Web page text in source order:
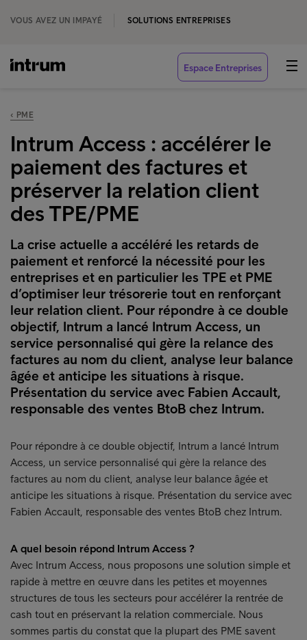
VOUS AVEZ UN IMPAYÉ SOLUTIONS ENTREPRISES
Espace Entreprises
‹ PME
Intrum Access : accélérer le
paiement des factures et
préserver la relation client
des TPE/PME
La crise actuelle a accéléré les retards de
paiement et renforcé la nécessité pour les
entreprises et en particulier les TPE et PME
d’optimiser leur trésorerie tout en renforçant
leur relation client. Pour répondre à ce double
objectif, Intrum a lancé Intrum Access, un
service personnalisé qui gère la relance des
factures au nom du client, analyse leur balance
âgée et anticipe les situations à risque.
Présentation du service avec Fabien Accault,
responsable des ventes BtoB chez Intrum.
Pour répondre à ce double objectif, Intrum a lancé Intrum
Access, un service personnalisé qui gère la relance des
factures au nom du client, analyse leur balance âgée et
anticipe les situations à risque. Présentation du service avec
Fabien Accault, responsable des ventes BtoB chez Intrum.
A quel besoin répond Intrum Access ?
Avec Intrum Access, nous proposons une solution simple et
rapide à mettre en œuvre dans les petites et moyennes
structures de tous les secteurs pour accélérer la rentrée de
cash tout en préservant la relation commerciale. Nous
sommes partis du constat que la plupart des PME savent